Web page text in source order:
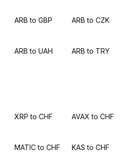
ARB to GBP ARB to CZK
ARB to UAH ARB to TRY
XRP to CHF AVAX to CHF
MATIC to CHF KAS to CHF